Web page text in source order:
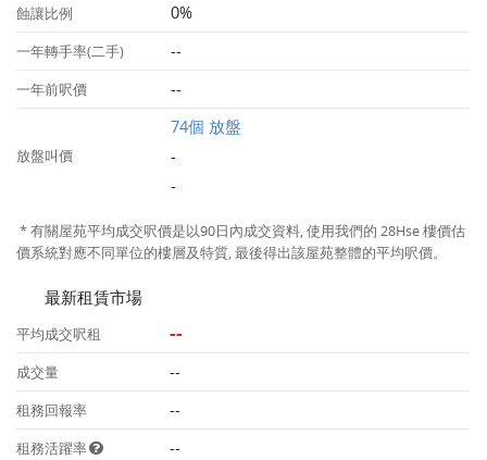
蝕讓比例 0%
一年轉手率(二手) --
一年前呎價 --
放盤叫價
74個 放盤
-
-
* 有關屋苑平均成交呎價是以90日內成交資料, 使用我們的 28Hse 樓價估
價系統對應不同單位的樓層及特質, 最後得出該屋苑整體的平均呎價。
最新租賃市場
平均成交呎租 --
成交量 --
租務回報率 --
租務活躍率 --